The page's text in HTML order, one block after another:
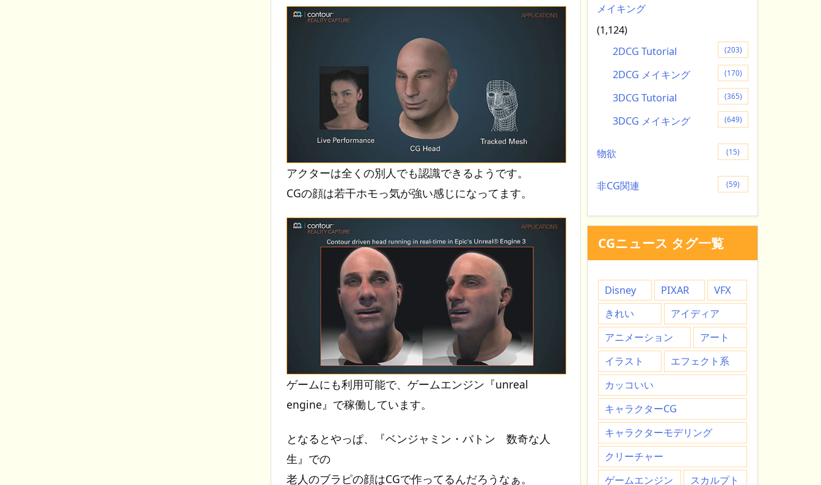
アクターは全くの別人でも認識できるようです。
CGの顔は若干ホモっ気が強い感じになってます。
ゲームにも利用可能で、ゲームエンジン『unreal
engine』で稼働しています。
となるとやっぱ、『ベンジャミン・バトン 数奇な人
生』での
老人のブラピの顔はCGで作ってるんだろうなぁ。
メイキング
(1,124)
2DCG Tutorial
(203)
2DCG メイキング (170)
3DCG Tutorial (365)
3DCG メイキング (649)
物欲 (15)
非CG関連 (59)
CGニュース タグ一覧
Disney PIXAR
VFX
きれい
アイディア
アニメーション
アート
イラスト
エフェクト系
カッコいい
キャラクターCG
キャラクターモデリング
クリーチャー
ゲームエンジン
スカルプト